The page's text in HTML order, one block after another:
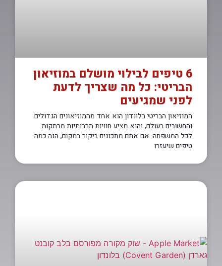
6 טיפים לבילוי מושלם במוזיאון
הבריטי: כל מה שצריך לדעת
לפני שמגיעים
המוזיאון הבריטי בלונדון הוא אחד מהמוזיאונים הגדולים
והחשובים בעולם, והוא מציע חוויות תרבותיות מרתקות
לכל המשפחה. אם אתם מתכננים ביקור במקום, הנה כמה
טיפים שיעזרו